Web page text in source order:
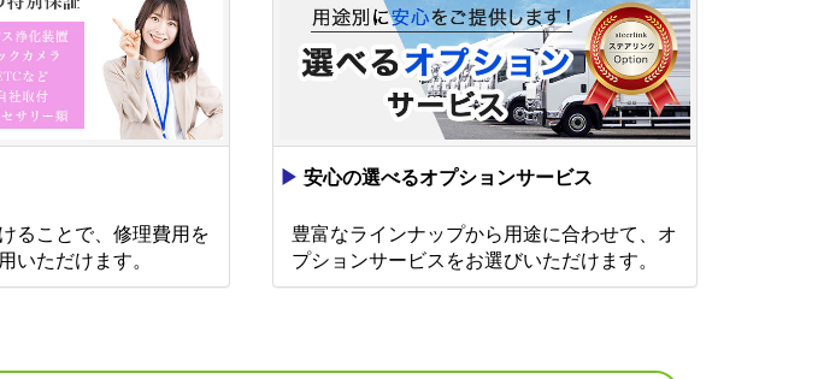
ることで、修理費用を
いただけます。
▶ 安心の選べるオプションサービス
豊富なラインナップから用途に合わせて、オ
プションサービスをお選びいただけます。